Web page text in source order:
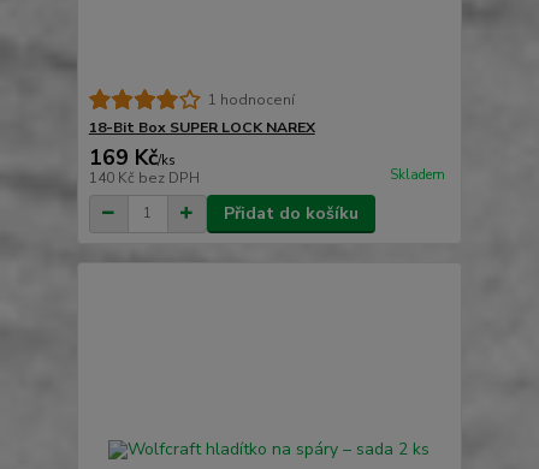
1 hodnocení
18-Bit Box SUPER LOCK NAREX
169 Kč/ks
140 Kč bez DPH Skladem
Přidat do košíku